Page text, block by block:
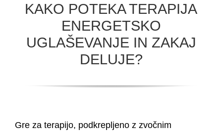
KAKO POTEKA TERAPIJA
ENERGETSKO
UGLAŠEVANJE IN ZAKAJ
DELUJE?
Gre za terapijo, podkrepljeno z zvočnim